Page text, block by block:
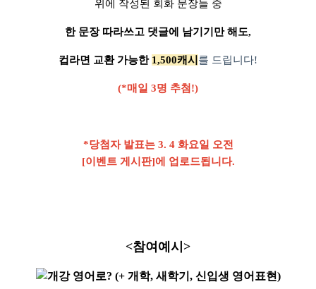
위에 작성된 회화 문장들 중
한 문장 따라쓰고 댓글에 남기기만 해도,
컵라면 교환 가능한 1,500캐시 를 드립니다!
(*매일 3명 추첨!)
*당첨자 발표는 3. 4 화요일 오전
[이벤트 게시판]에 업로드됩니다.
<참여예시>